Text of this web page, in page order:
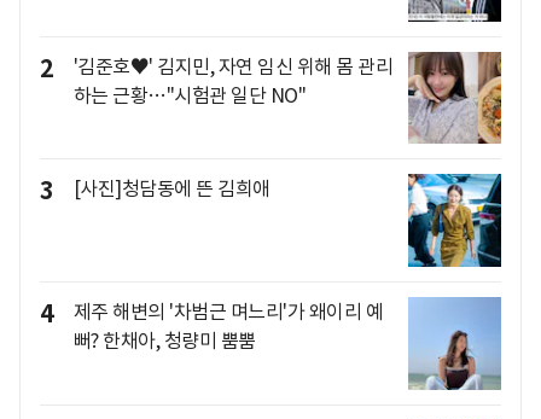
2
'김준호♥' 김지민, 자연 임신 위해 몸 관리
하는 근황…"시험관 일단 NO"
3 [사진]청담동에 뜬 김희애
4
제주 해변의 '차범근 며느리'가 왜이리 예
뻐? 한채아, 청량미 뿜뿜